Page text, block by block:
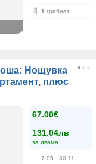
1 грабнат
Нощувка
плюс
67.00€
131.04лв
за двама
7.05 - 30.11